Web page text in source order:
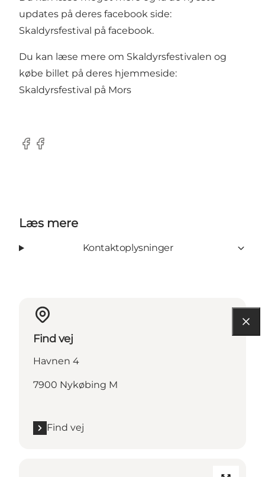
updates på deres facebook side:
Skaldyrsfestival på facebook.
Du kan læse mere om Skaldyrsfestivalen og
købe billet på deres hjemmeside:
Skaldyrsfestival på Mors
Facebook
Facebook
Læs mere
Kontaktoplysninger
Find vej
Havnen 4
7900 Nykøbing M
Find vej